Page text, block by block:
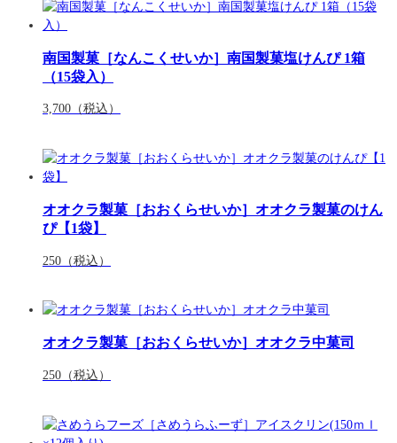
南国製菓［なんこくせいか］南国製菓塩けんぴ 1箱
（15袋入）
3,700 （税込）
オオクラ製菓［おおくらせいか］オオクラ製菓のけん
ぴ【1袋】
250 （税込）
オオクラ製菓［おおくらせいか］オオクラ中菓司
250 （税込）